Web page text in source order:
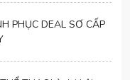
PHỤC DEAL SƠ CẤP